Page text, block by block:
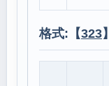
格式:【323